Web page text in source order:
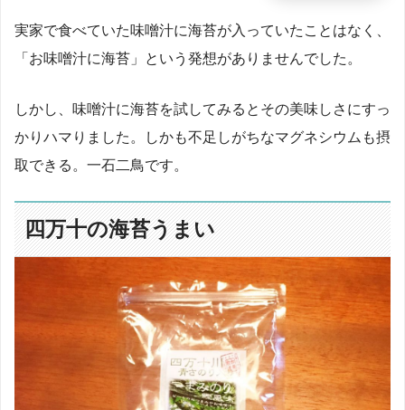
実家で食べていた味噌汁に海苔が入っていたことはなく、
「お味噌汁に海苔」という発想がありませんでした。
しかし、味噌汁に海苔を試してみるとその美味しさにすっ
かりハマりました。しかも不足しがちなマグネシウムも摂
取できる。一石二鳥です。
四万十の海苔うまい